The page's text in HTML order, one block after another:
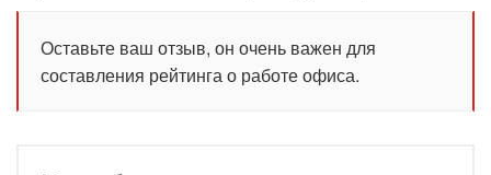
Оставьте ваш отзыв, он очень важен для
составления рейтинга о работе офиса.